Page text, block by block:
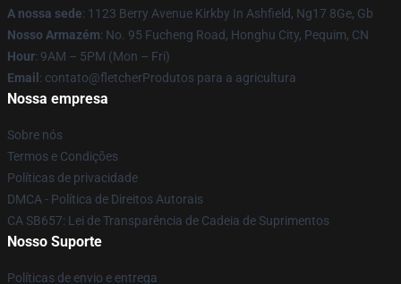
A nossa sede: 1123 Berry Avenue Kirkby In Ashfield, Ng17 8Ge, Gb
Nosso Armazém: No. 95 Fucheng Road, Honghu City, Pequim, CN
Hour: 9AM – 5PM (Mon – Fri)
Email : contato@fletcherProdutos para a agricultura
Nossa empresa
Sobre nós
Termos e Condições
Políticas de privacidade
DMCA - Política de Direitos Autorais
CA SB657: Lei de Transparência de Cadeia de Suprimentos
Nosso Suporte
Políticas de envio e entrega